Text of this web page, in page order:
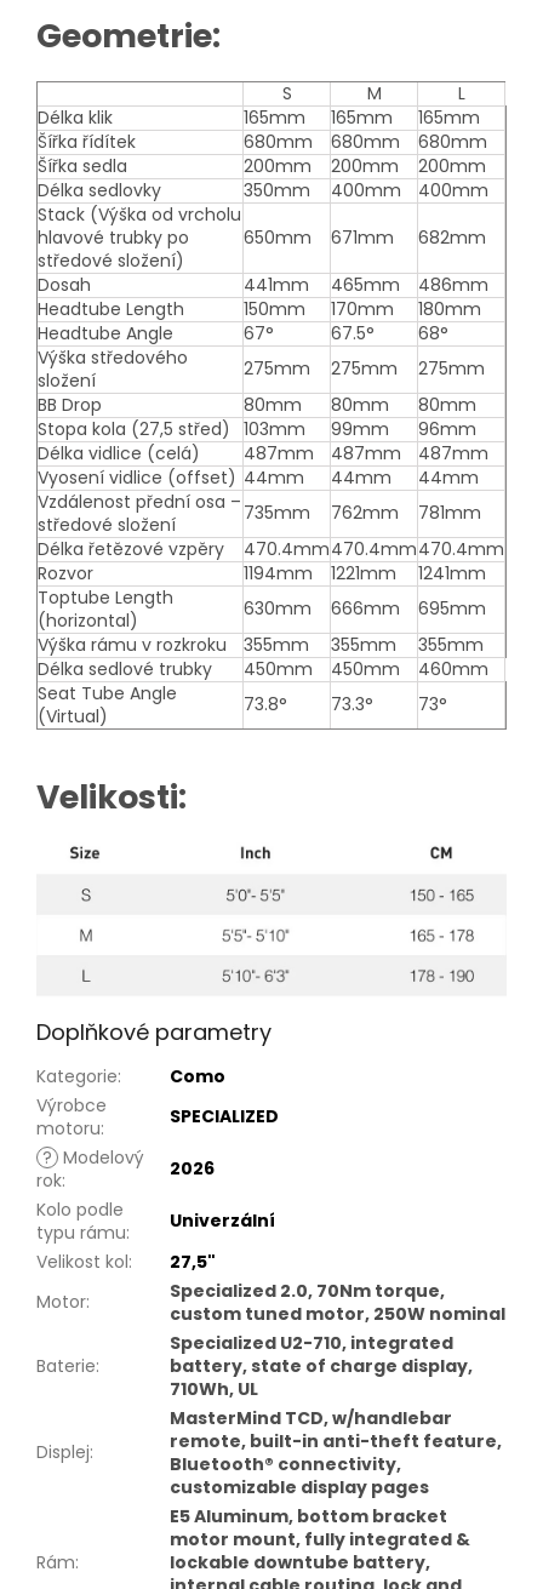
Geometrie:
S M
L
Délka klik
165mm 165mm
165mm
Šířka řídítek
680mm 680mm
680mm
Šířka sedla
200mm 200mm
200mm
Délka sedlovky
350mm 400mm
400mm
Stack (Výška od vrcholu
hlavové trubky po
středové složení)
650mm 671mm
682mm
Dosah
441mm 465mm
486mm
Headtube Length
150mm 170mm
180mm
Headtube Angle
67° 67.5°
68°
Výška středového
složení
275mm 275mm
275mm
BB Drop
80mm 80mm
80mm
Stopa kola (27,5 střed)
103mm 99mm
96mm
Délka vidlice (celá)
487mm 487mm
487mm
Vyosení vidlice (offset) 44mm 44mm
44mm
Vzdálenost přední osa –
středové složení
735mm 762mm
781mm
Délka řetězové vzpěry
470.4mm470.4mm470.4mm
Rozvor
1194mm 1221mm
1241mm
Toptube Length
(horizontal)
630mm 666mm
695mm
Výška rámu v rozkroku
355mm 355mm
355mm
Délka sedlové trubky
450mm 450mm
460mm
Seat Tube Angle
(Virtual)
73.8° 73.3° 73°
Velikosti:
Doplňkové parametry
Kategorie:
Como
Výrobce
motoru:
SPECIALIZED
? Modelový
rok:
2026
Kolo podle
typu rámu:
Univerzální
Velikost kol:
27,5"
Motor:
Specialized 2.0, 70Nm torque,
custom tuned motor, 250W nominal
Baterie:
Specialized U2-710, integrated
battery, state of charge display,
710Wh, UL
Displej:
MasterMind TCD, w/handlebar
remote, built-in anti-theft feature,
Bluetooth® connectivity,
customizable display pages
Rám:
E5 Aluminum, bottom bracket
motor mount, fully integrated &
lockable downtube battery,